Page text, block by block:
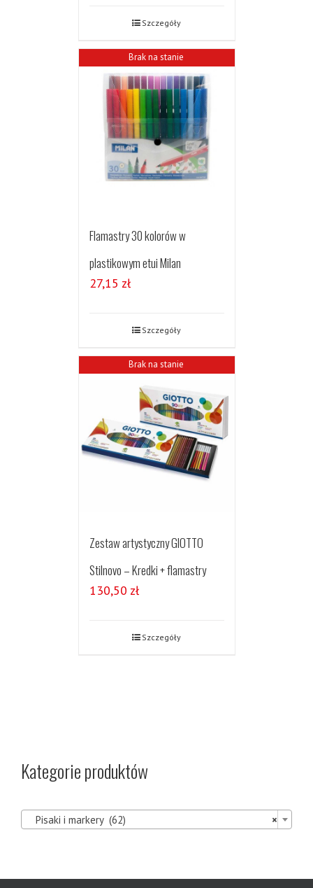
Szczegóły
Brak na stanie
Flamastry 30 kolorów w
plastikowym etui Milan
27,15 zł
Szczegóły
Brak na stanie
Zestaw artystyczny GIOTTO
Stilnovo – Kredki + flamastry
130,50 zł
Szczegóły
Kategorie produktów
×
Pisaki i markery (62)